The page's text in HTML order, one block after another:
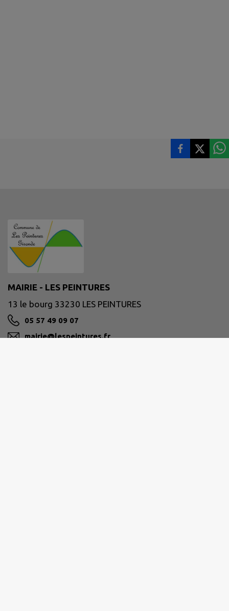
MAIRIE - LES PEINTURES
13 le bourg 33230 LES PEINTURES
05 57 49 09 07
mairie@lespeintures.fr